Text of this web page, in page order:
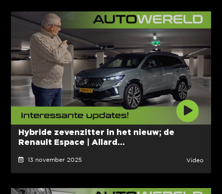
Hybride zevenzitter in het nieuw; de
Renault Espace | Allard...
13 november 2025 Video